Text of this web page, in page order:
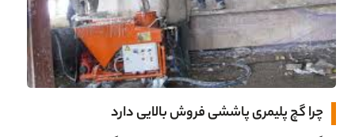
چرا گچ پلیمری پاششی فروش بالایی دارد